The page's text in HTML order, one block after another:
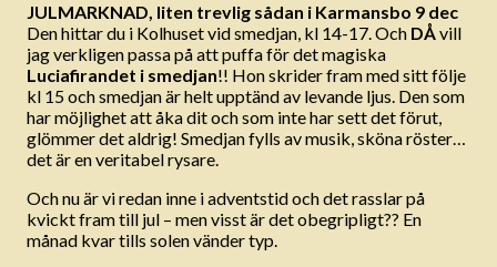
JULMARKNAD, liten trevlig sådan i Karmansbo 9 dec
Den hittar du i Kolhuset vid smedjan, kl 14-17. Och DÅvill
jag verkligen passa på att puffa för det magiska
Luciafirandet i smedjan!! Hon skrider fram med sitt följe
kl 15 och smedjan är helt upptänd av levande ljus. Den som
har möjlighet att åka dit och som inte har sett det förut,
glömmer det aldrig! Smedjan fylls av musik, sköna röster…
det är en veritabel rysare.
Och nu är vi redan inne i adventstid och det rasslar på
kvickt fram till jul – men visst är det obegripligt?? En
månad kvar tills solen vänder typ.